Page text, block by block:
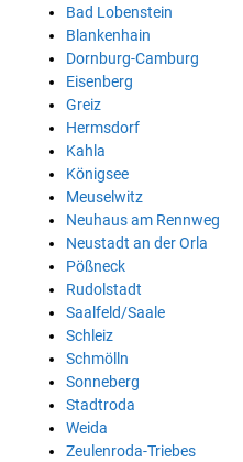
Bad Lobenstein
Blankenhain
Dornburg-Camburg
Eisenberg
Greiz
Hermsdorf
Kahla
Königsee
Meuselwitz
Neuhaus am Rennweg
Neustadt an der Orla
Pößneck
Rudolstadt
Saalfeld/Saale
Schleiz
Schmölln
Sonneberg
Stadtroda
Weida
Zeulenroda-Triebes